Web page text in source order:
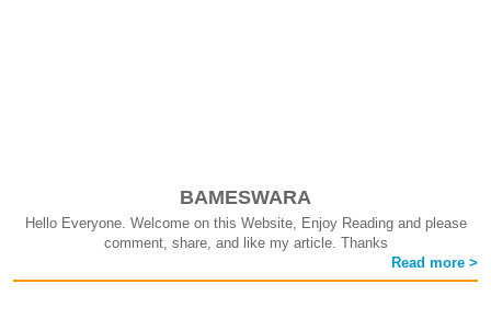
BAMESWARA
Hello Everyone. Welcome on this Website, Enjoy Reading and please
comment, share, and like my article. Thanks
Read more >